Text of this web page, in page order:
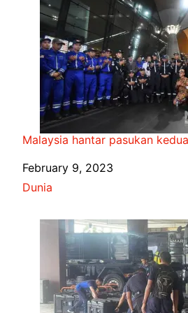
Malaysia hantar pasukan
Date
February 9, 2023
In relation to
Dunia